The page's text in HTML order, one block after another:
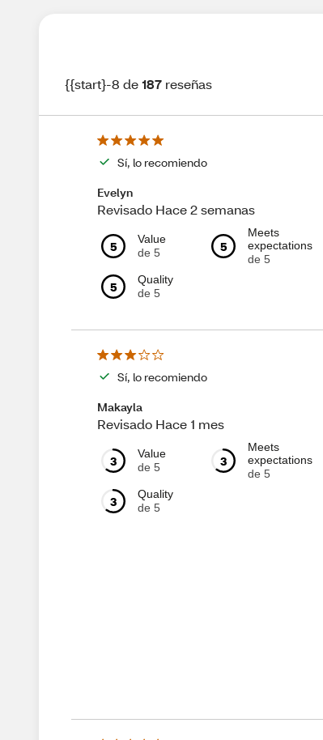
{{start}-8 de187 reseñas
Sí, lo recomiendo
Evelyn
Revisado Hace 2 semanas
5
Value
de 5
5
Meets
expectations
de 5
5
Quality
de 5
Sí, lo recomiendo
Makayla
Revisado Hace 1 mes
3
Value
de 5
3
Meets
expectations
de 5
3
Quality
de 5